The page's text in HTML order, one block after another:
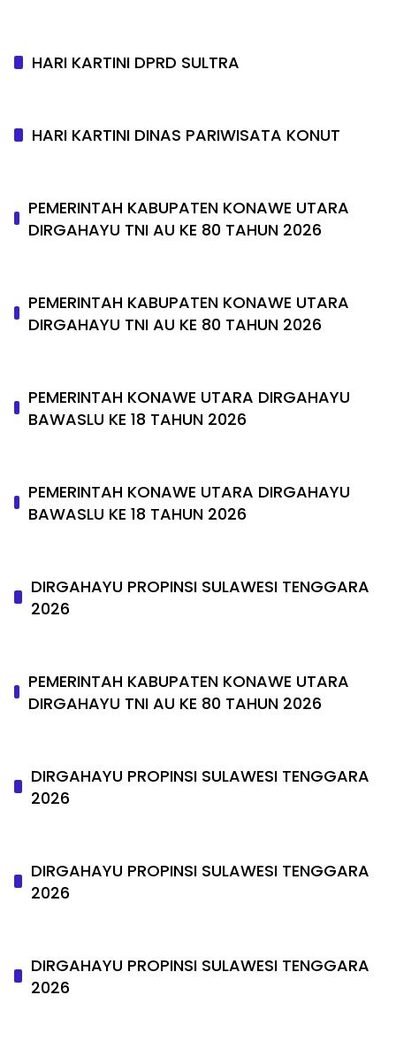
HARI KARTINI DPRD SULTRA
HARI KARTINI DINAS PARIWISATA KONUT
PEMERINTAH KABUPATEN KONAWE UTARA
DIRGAHAYU TNI AU KE 80 TAHUN 2026
PEMERINTAH KABUPATEN KONAWE UTARA
DIRGAHAYU TNI AU KE 80 TAHUN 2026
PEMERINTAH KONAWE UTARA DIRGAHAYU
BAWASLU KE 18 TAHUN 2026
PEMERINTAH KONAWE UTARA DIRGAHAYU
BAWASLU KE 18 TAHUN 2026
DIRGAHAYU PROPINSI SULAWESI TENGGARA
2026
PEMERINTAH KABUPATEN KONAWE UTARA
DIRGAHAYU TNI AU KE 80 TAHUN 2026
DIRGAHAYU PROPINSI SULAWESI TENGGARA
2026
DIRGAHAYU PROPINSI SULAWESI TENGGARA
2026
DIRGAHAYU PROPINSI SULAWESI TENGGARA
2026